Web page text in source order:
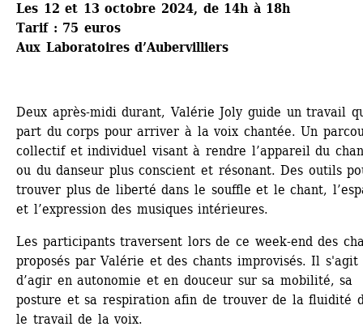
Les 12 et 13 octobre 2024, de 14h à 18h
Tarif : 75 euros
Aux Laboratoires d’Aubervilliers
Deux après-midi durant, Valérie Joly guide un travail
part du corps pour arriver à la voix chantée. Un
collectif et individuel visant à rendre l’appareil du
ou du danseur plus conscient et résonant. Des outils
trouver plus de liberté dans le souffle et le chant,
et l’expression des musiques intérieures.
Les participants traversent lors de ce week-end des
proposés par Valérie et des chants improvisés. Il s'agit
d’agir en autonomie et en douceur sur sa mobilité, sa
posture et sa respiration afin de trouver de la fluidité
le travail de la voix.